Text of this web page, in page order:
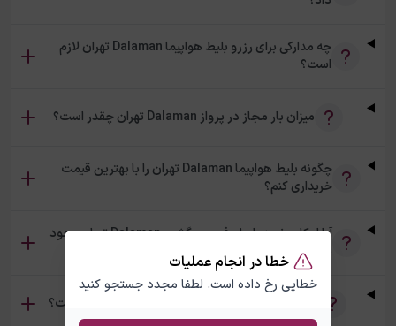
خطا در انجام عملیات
خطایی رخ داده است. لطفا مجدد جستجو کنید
چه مدارکی برای رزرو بلیط هواپیما Dalaman تهران لازم
است؟
میزان بار مجاز در پرواز Dalaman تهران چقدر است؟
چگونه بلیط هواپیما Dalaman تهران را با بهترین قیمت
خریداری کنم؟
آیا امکان خرید بلیط رفت و برگشت Dalaman تهران وجود
دارد؟